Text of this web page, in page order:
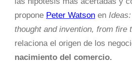
propone Peter Watson en
thought and invention, from fire
relaciona el origen de los
nacimiento del comercio.